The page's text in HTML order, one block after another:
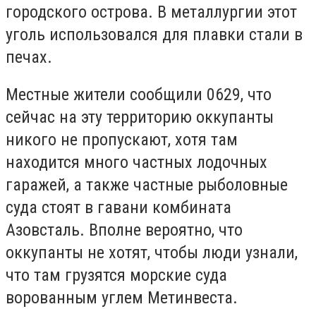
городского острова. В металлургии этот
уголь использовался для плавки стали в
печах.
Местные жители сообщили 0629, что
сейчас на эту территорию оккупанты
никого не пропускают, хотя там
находится много частных лодочных
гаражей, а также частные рыболовные
суда стоят в гавани комбината
Азовсталь. Вполне вероятно, что
оккупанты не хотят, чтобы люди узнали,
что там грузятся морские суда
ворованным углем Метинвеста.